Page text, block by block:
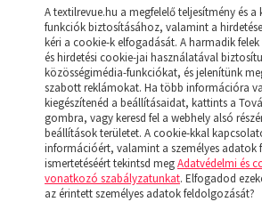
Márkák
Designed To Work
Just Hoods
Kariban
Neoblu
Premier
Proact
A textilrevue.hu a megfelelő teljesítmény és
funkciók biztosításához, valamint a
kéri a cookie-k elfogadását. A harmadik
és hirdetési cookie-jai használatával
közösségimédia-funkciókat, és jelenítünk
szabott reklámokat. Ha több információra
kiegészítenéd a beállításaidat, kattints a
gombra, vagy keresd fel a webhely alsó
beállítások területet. A cookie-kkal
információért, valamint a személyes adatok
ismertetéséért tekintsd megAdatvédelmi és
vonatkozó szabályzatunkat. Elfogadod
az érintett személyes adatok feldolgozását?